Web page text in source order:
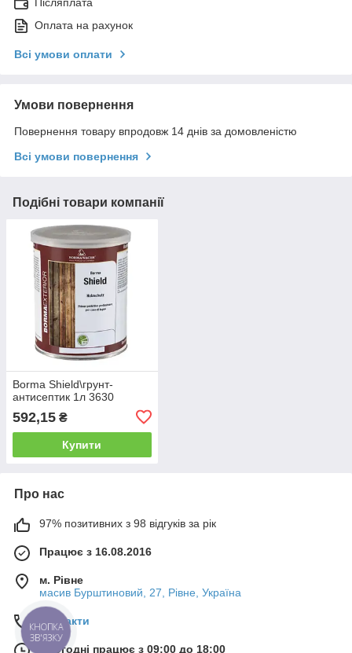
Післяплата
Оплата на рахунок
Всі умови оплати
Умови повернення
Повернення товару впродовж 14 днів за домовленістю
Всі умови повернення
Подібні товари компанії
Borma Shield\грунт-
антисептик 1л 3630
592,15 ₴
Купити
Про нас
97% позитивних з 98 відгуків за рік
Працює з 16.08.2016
м. Рівне
масив Бурштиновий, 27, Рівне, Україна
Контакти
Сьогодні працює з 09:00 до 18:00
КНОПКА
ЗВ'ЯЗКУ